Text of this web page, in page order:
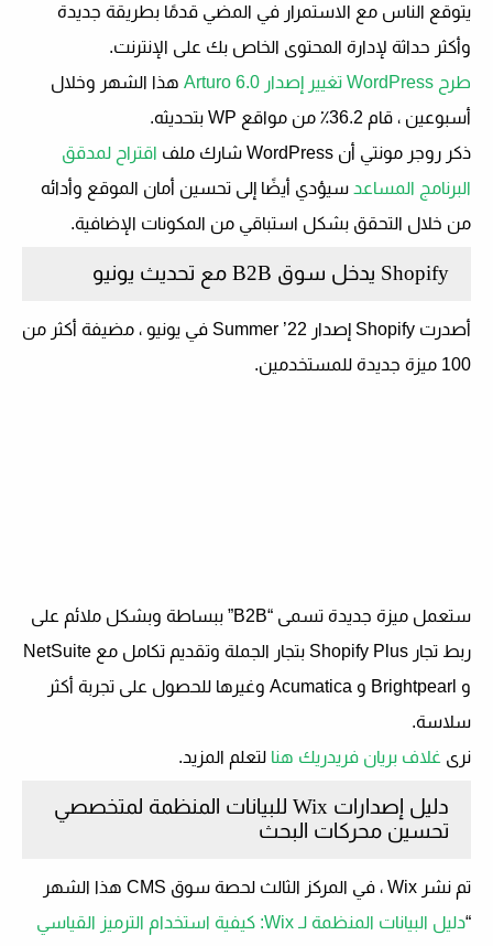
يتوقع الناس مع الاستمرار في المضي قدمًا بطريقة جديدة
وأكثر حداثة لإدارة المحتوى الخاص بك على الإنترنت.
طرح WordPress تغيير إصدار Arturo 6.0
هذا الشهر وخلال
أسبوعين ، قام 36.2٪ من مواقع WP بتحديثه.
ذكر روجر مونتي أن WordPress شارك ملف
اقتراح لمدقق
البرنامج المساعد سيؤدي أيضًا إلى تحسين أمان الموقع وأدائه
من خلال التحقق بشكل استباقي من المكونات الإضافية.
Shopify يدخل سوق B2B مع تحديث يونيو
أصدرت Shopify إصدار Summer ’22 في يونيو ، مضيفة أكثر من
100 ميزة جديدة للمستخدمين.
ستعمل ميزة جديدة تسمى “B2B” ببساطة وبشكل ملائم على
ربط تجار Shopify Plus بتجار الجملة وتقديم تكامل مع NetSuite
و Brightpearl و Acumatica وغيرها للحصول على تجربة أكثر
سلاسة.
نرى غلاف بريان فريدريك هنا لتعلم المزيد.
دليل إصدارات Wix للبيانات المنظمة لمتخصصي
تحسين محركات البحث
تم نشر Wix ، في المركز الثالث لحصة سوق CMS هذا الشهر
“
دليل البيانات المنظمة لـ Wix: كيفية استخدام الترميز القياسي